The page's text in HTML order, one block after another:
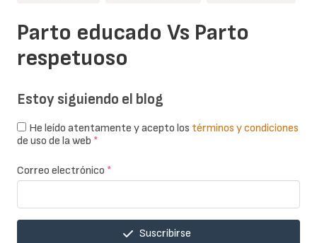
Parto educado Vs Parto
respetuoso
Estoy siguiendo el blog
He leído atentamente y acepto los términos y condiciones
de uso de la web *
Correo electrónico *
Suscribirse